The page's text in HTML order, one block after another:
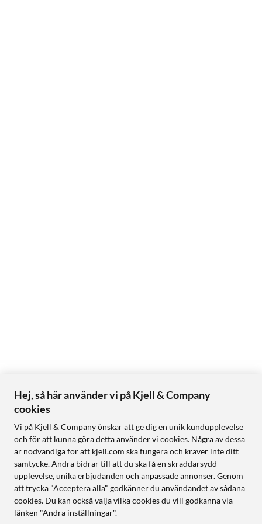
Hej, så här använder vi på Kjell & Company
cookies
Vi på Kjell & Company önskar att ge dig en unik kundupplevelse
och för att kunna göra detta använder vi cookies. Några av dessa
är nödvändiga för att kjell.com ska fungera och kräver inte ditt
samtycke. Andra bidrar till att du ska få en skräddarsydd
upplevelse, unika erbjudanden och anpassade annonser. Genom
att trycka "Acceptera alla" godkänner du användandet av sådana
cookies. Du kan också välja vilka cookies du vill godkänna via
länken "Ändra inställningar".